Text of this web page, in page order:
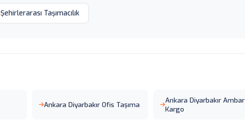
Şehirlerarası Taşımacılık
Ankara Diyarbakır Ofis Taşıma
Ankara Diyarbakır Ambar
Kargo